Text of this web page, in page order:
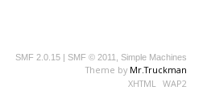
SMF 2.0.15 SMF © 2011 Simple Machines
Theme by Mr.Truckman
XHTML WAP2